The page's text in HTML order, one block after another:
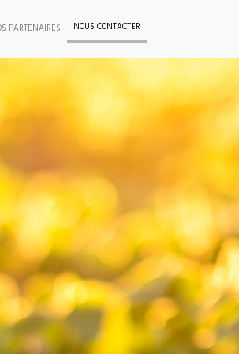
PARTENAIRES NOUS CONTACTER